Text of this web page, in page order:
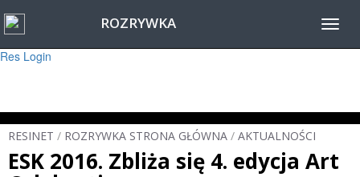
Warning
: session_start(): Failed to read session data: user (path: ) in
Res Login
ROZRYWKA
RESINET / ROZRYWKA STRONA GŁÓWNA / AKTUALNOŚCI
ESK 2016. Zbliża się 4. edycja Art